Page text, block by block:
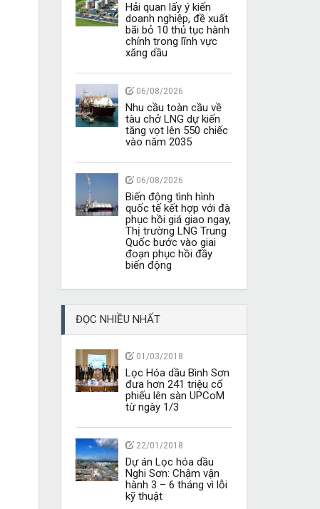
Hải quan lấy ý kiến
doanh nghiệp, đề xuất
bãi bỏ 10 thủ tục hành
chính trong lĩnh vực
xăng dầu
06/08/2026
Nhu cầu toàn cầu về
tàu chở LNG dự kiến
tăng vọt lên 550 chiếc
vào năm 2035
06/08/2026
Biến động tình hình
quốc tế kết hợp với đà
phục hồi giá giao ngay,
Thị trường LNG Trung
Quốc bước vào giai
đoạn phục hồi đầy
biến động
ĐỌC NHIỀU NHẤT
01/03/2018
Lọc Hóa dầu Bình Sơn
đưa hơn 241 triệu cổ
phiếu lên sàn UPCoM
từ ngày 1/3
22/01/2018
Dự án Lọc hóa dầu
Nghi Sơn: Chậm vận
hành 3 – 6 tháng vì lỗi
kỹ thuật